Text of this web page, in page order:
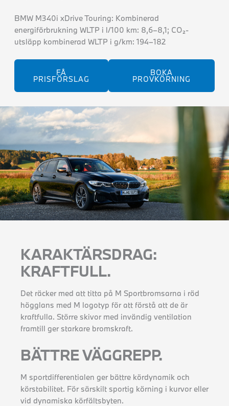
BMW M340i xDrive Touring: Kombinerad
energiförbrukning WLTP i l/100 km: 8,6–8,1; CO₂-
utsläpp kombinerad WLTP i g/km: 194–182
FÅ
PRISFÖRSLAG
BOKA
PROVKÖRNING
KARAKTÄRSDRAG:
KRAFTFULL.
Det räcker med att titta på M Sportbromsarna i röd
högglans med M logotyp för att förstå att de är
kraftfulla. Större skivor med invändig ventilation
framtill ger starkare bromskraft.
BÄTTRE VÄGGREPP.
M sportdifferentialen ger bättre kördynamik och
körstabilitet. För särskilt sportig körning i kurvor eller
vid dynamiska körfältsbyten.